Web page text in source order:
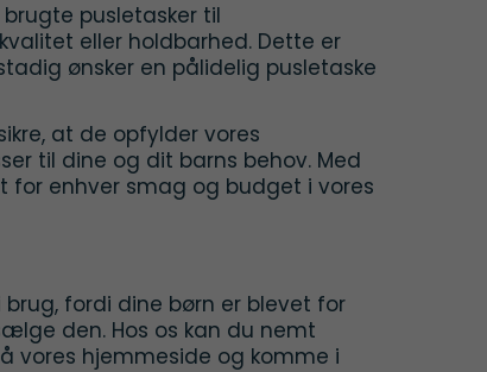
pusletasker til
eller holdbarhed. Dette er
ønsker en pålidelig pusletaske
at de opfylder vores
til dine og dit barns behov. Med
enhver smag og budget i vores
fordi dine børn er blevet for
den. Hos os kan du nemt
vores hjemmeside og komme i